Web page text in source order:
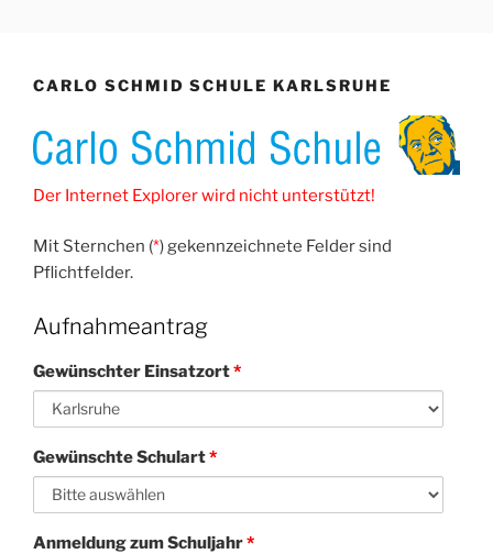
CARLO SCHMID SCHULE KARLSRUHE
Der Internet Explorer wird nicht unterstützt!
Mit Sternchen (*) gekennzeichnete Felder sind
Pflichtfelder.
Aufnahmeantrag
Gewünschter Einsatzort*
Gewünschte Schulart*
Anmeldung zum Schuljahr*